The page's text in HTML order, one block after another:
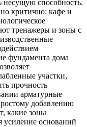
несущую способность.
критично: кафе и
тренажеры и зоны с
фундамента дома
участки,
прочность
арматурные
добавлению
какие зоны
усиление оснований